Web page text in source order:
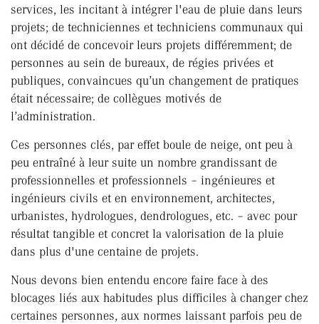
services, les incitant à intégrer l'eau de pluie dans leurs
projets; de techniciennes et techniciens communaux qui
ont décidé de concevoir leurs projets différemment; de
personnes au sein de bureaux, de régies privées et
publiques, convaincues qu’un changement de pratiques
était nécessaire; de collègues motivés de
l’administration.
Ces personnes clés, par effet boule de neige, ont peu à
peu entraîné à leur suite un nombre grandissant de
professionnelles et professionnels – ingénieures et
ingénieurs civils et en environnement, architectes,
urbanistes, hydrologues, dendrologues, etc. – avec pour
résultat tangible et concret la valorisation de la pluie
dans plus d'une centaine de projets.
Nous devons bien entendu encore faire face à des
blocages liés aux habitudes plus difficiles à changer chez
certaines personnes, aux normes laissant parfois peu de